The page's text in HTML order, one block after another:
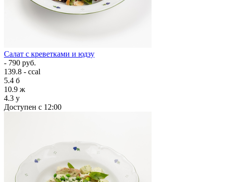
Салат с креветками и юдзу
- 790 руб.
139.8 - ccal
5.4 б
10.9 ж
4.3 у
Доступен с 12:00